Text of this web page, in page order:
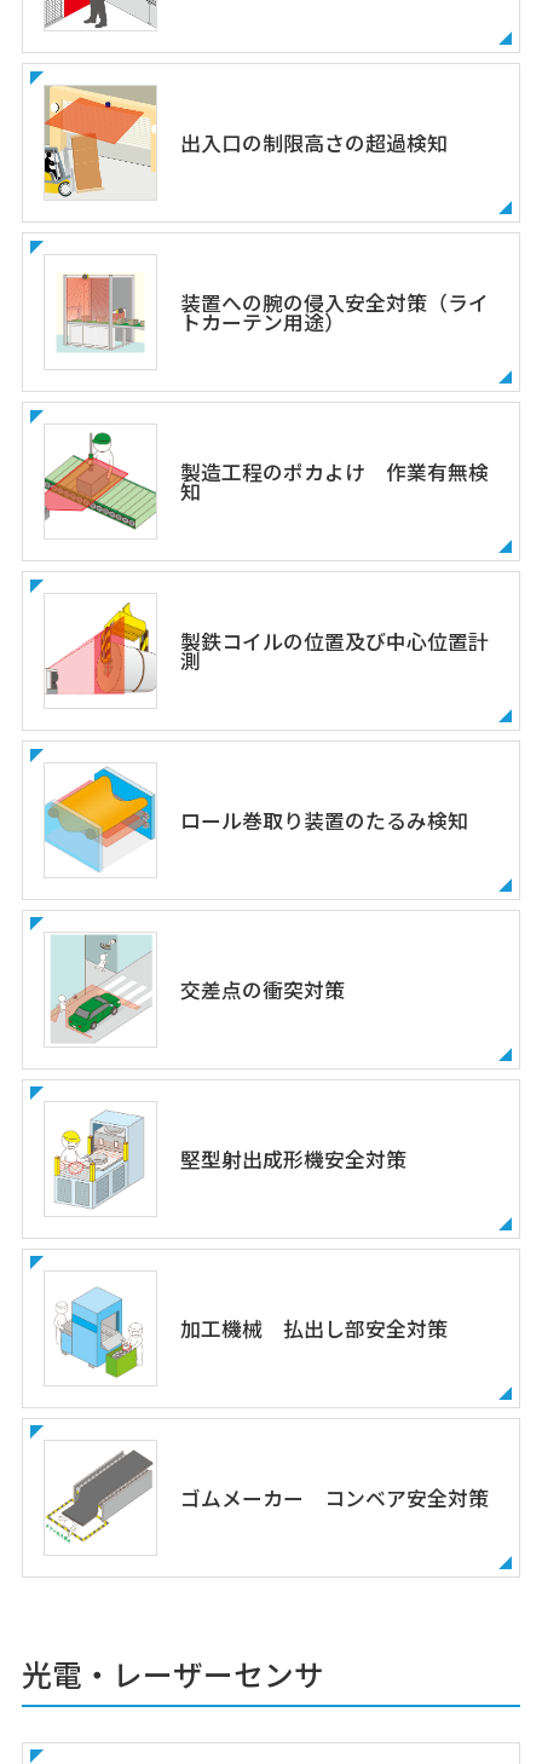
出入口の制限高さの超過検知
装置への腕の侵入安全対策（ライ
トカーテン用途）
製造工程のポカよけ 作業有無検
知
製鉄コイルの位置及び中心位置計
測
ロール巻取り装置のたるみ検知
交差点の衝突対策
堅型射出成形機安全対策
加工機械 払出し部安全対策
ゴムメーカー コンベア安全対策
光電・レーザーセンサ